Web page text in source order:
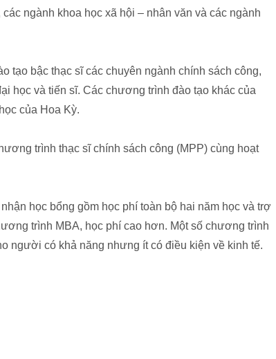
ngành khoa học xã hội – nhân văn và các ngành
tạo bậc thạc sĩ các chuyên ngành chính sách công,
học và tiến sĩ. Các chương trình đào tạo khác của
của Hoa Kỳ.
trình thạc sĩ chính sách công (MPP) cùng hoạt
học bổng gồm học phí toàn bộ hai năm học và trợ
trình MBA, học phí cao hơn. Một số chương trình
người có khả năng nhưng ít có điều kiện về kinh tế.